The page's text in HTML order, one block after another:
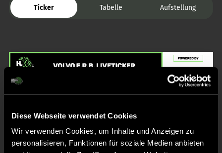
Diese Webseite verwendet Cookies
Wir verwenden Cookies, um Inhalte und Anzeigen zu
personalisieren, Funktionen für soziale Medien anbieten
Ticker Tabelle Aufstellung
40'
Abpfiff
Spiel beendet